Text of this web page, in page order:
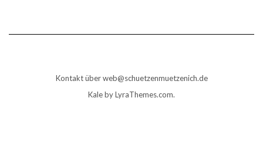
Kontakt über web@schuetzenmuetzenich.de
Kaleby LyraThemes.com.